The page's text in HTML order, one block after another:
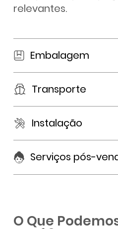
relevantes.
Embalagem
Transporte
Instalação
Serviços pós-
O Que